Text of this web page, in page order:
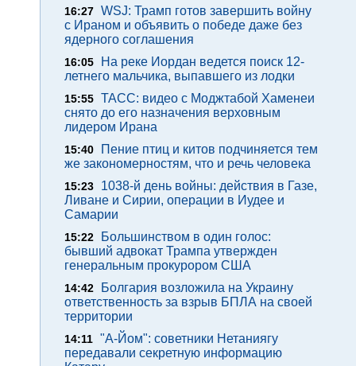
16:27 WSJ: Трамп готов завершить войну
с Ираном и объявить о победе даже без
ядерного соглашения
16:05
На реке Иордан ведется поиск 12-
летнего мальчика, выпавшего из лодки
15:55 ТАСС: видео с Моджтабой Хаменеи
снято до его назначения верховным
лидером Ирана
15:40
Пение птиц и китов подчиняется тем
же закономерностям, что и речь человека
15:23
1038-й день войны: действия в Газе,
Ливане и Сирии, операции в Иудее и
Самарии
15:22
Большинством в один голос:
бывший адвокат Трампа утвержден
генеральным прокурором США
14:42
Болгария возложила на Украину
ответственность за взрыв БПЛА на своей
территории
14:11 "А-Йом": советники Нетаниягу
передавали секретную информацию